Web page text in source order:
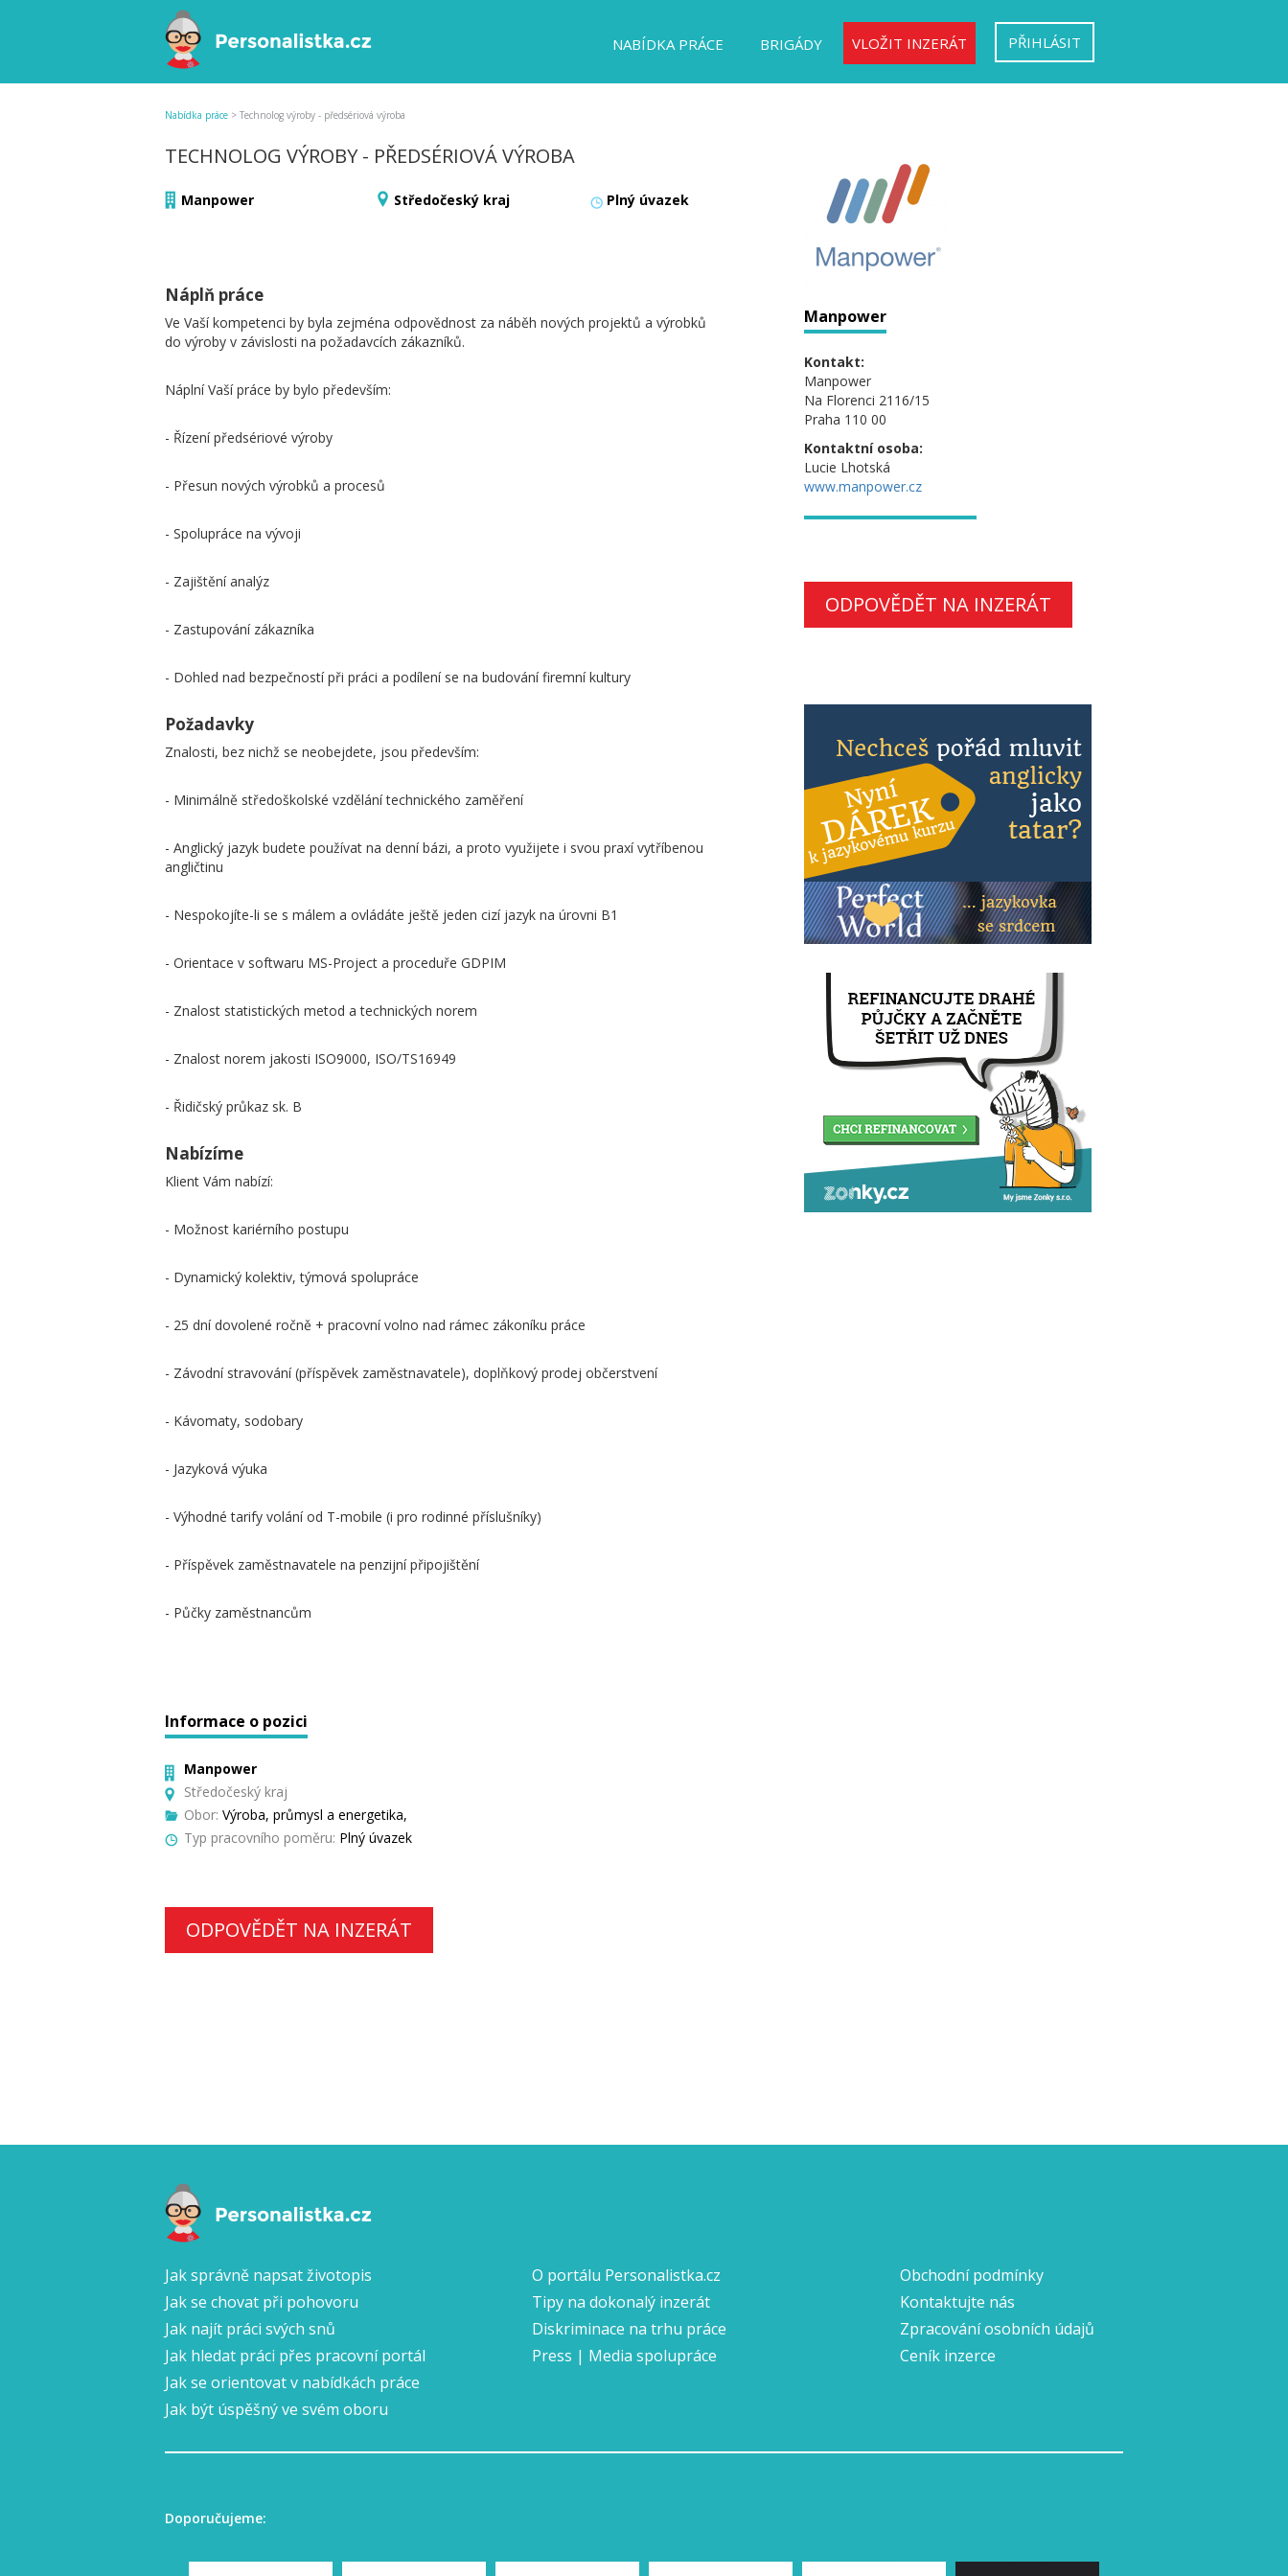
NABÍDKA PRÁCE BRIGÁDY VLOŽIT INZERÁT PŘIHLÁSIT
Nabídka práce > Technolog výroby - předsériová výroba
TECHNOLOG VÝROBY - PŘEDSÉRIOVÁ VÝROBA
Manpower Středočeský kraj Plný úvazek
Náplň práce
Ve Vaší kompetenci by byla zejména odpovědnost za náběh nových projektů a výrobků
do výroby v závislosti na požadavcích zákazníků.
Náplní Vaší práce by bylo především:
- Řízení předsériové výroby
- Přesun nových výrobků a procesů
- Spolupráce na vývoji
- Zajištění analýz
- Zastupování zákazníka
- Dohled nad bezpečností při práci a podílení se na budování firemní kultury
Požadavky
Znalosti, bez nichž se neobejdete, jsou především:
- Minimálně středoškolské vzdělání technického zaměření
- Anglický jazyk budete používat na denní bázi, a proto využijete i svou praxí vytříbenou
angličtinu
- Nespokojíte-li se s málem a ovládáte ještě jeden cizí jazyk na úrovni B1
- Orientace v softwaru MS-Project a proceduře GDPIM
- Znalost statistických metod a technických norem
- Znalost norem jakosti ISO9000, ISO/TS16949
- Řidičský průkaz sk. B
Nabízíme
Klient Vám nabízí:
- Možnost kariérního postupu
- Dynamický kolektiv, týmová spolupráce
- 25 dní dovolené ročně + pracovní volno nad rámec zákoníku práce
- Závodní stravování (příspěvek zaměstnavatele), doplňkový prodej občerstvení
- Kávomaty, sodobary
- Jazyková výuka
- Výhodné tarify volání od T-mobile (i pro rodinné příslušníky)
- Příspěvek zaměstnavatele na penzijní připojištění
- Půčky zaměstnancům
Informace o pozici
Manpower
Středočeský kraj
Obor: Výroba, průmysl a energetika,
Typ pracovního poměru: Plný úvazek
ODPOVĚDĚT NA INZERÁT
Manpower
Kontakt:
Manpower
Na Florenci 2116/15
Praha 110 00
Kontaktní osoba:
Lucie Lhotská
www.manpower.cz
ODPOVĚDĚT NA INZERÁT
Jak správně napsat životopis
Jak se chovat při pohovoru
Jak najít práci svých snů
Jak hledat práci přes pracovní portál
Jak se orientovat v nabídkách práce
Jak být úspěšný ve svém oboru
O portálu Personalistka.cz
Tipy na dokonalý inzerát
Diskriminace na trhu práce
Press | Media spolupráce
Obchodní podmínky
Kontaktujte nás
Zpracování osobních údajů
Ceník inzerce
Doporučujeme: